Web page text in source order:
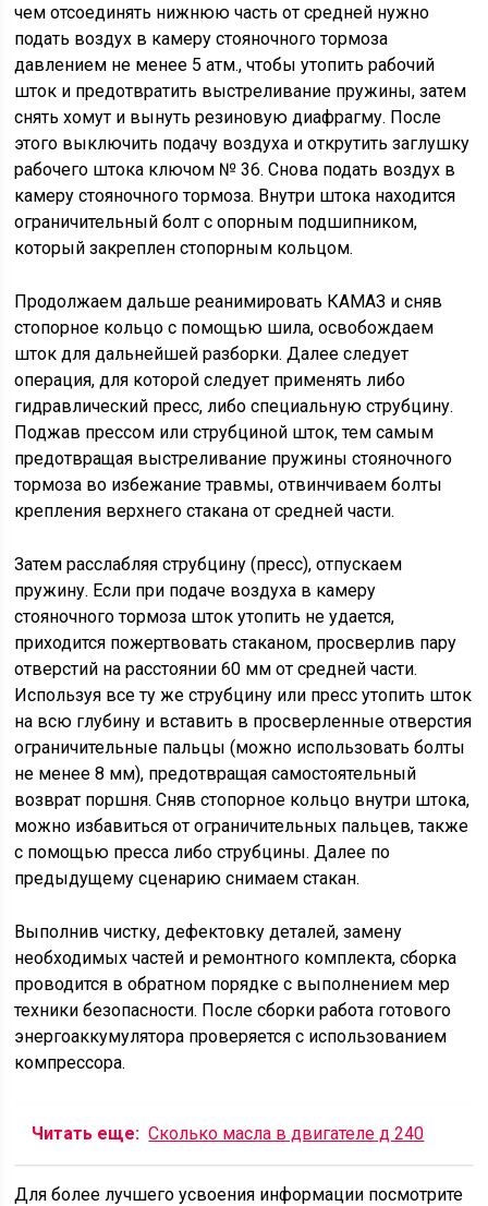
чем отсоединять нижнюю часть от средней нужно
подать воздух в камеру стояночного тормоза
давлением не менее 5 атм., чтобы утопить рабочий
шток и предотвратить выстреливание пружины, затем
снять хомут и вынуть резиновую диафрагму. После
этого выключить подачу воздуха и открутить заглушку
рабочего штока ключом № 36. Снова подать воздух в
камеру стояночного тормоза. Внутри штока находится
ограничительный болт с опорным подшипником,
который закреплен стопорным кольцом.
Продолжаем дальше реанимировать КАМАЗ и сняв
стопорное кольцо с помощью шила, освобождаем
шток для дальнейшей разборки. Далее следует
операция, для которой следует применять либо
гидравлический пресс, либо специальную струбцину.
Поджав прессом или струбциной шток, тем самым
предотвращая выстреливание пружины стояночного
тормоза во избежание травмы, отвинчиваем болты
крепления верхнего стакана от средней части.
Затем расслабляя струбцину (пресс), отпускаем
пружину. Если при подаче воздуха в камеру
стояночного тормоза шток утопить не удается,
приходится пожертвовать стаканом, просверлив пару
отверстий на расстоянии 60 мм от средней части.
Используя все ту же струбцину или пресс утопить шток
на всю глубину и вставить в просверленные отверстия
ограничительные пальцы (можно использовать болты
не менее 8 мм), предотвращая самостоятельный
возврат поршня. Сняв стопорное кольцо внутри штока,
можно избавиться от ограничительных пальцев, также
с помощью пресса либо струбцины. Далее по
предыдущему сценарию снимаем стакан.
Выполнив чистку, дефектовку деталей, замену
необходимых частей и ремонтного комплекта, сборка
проводится в обратном порядке с выполнением мер
техники безопасности. После сборки работа готового
энергоаккумулятора проверяется с использованием
компрессора.
Читать еще: Сколько масла в двигателе д 240
Для более лучшего усвоения информации посмотрите